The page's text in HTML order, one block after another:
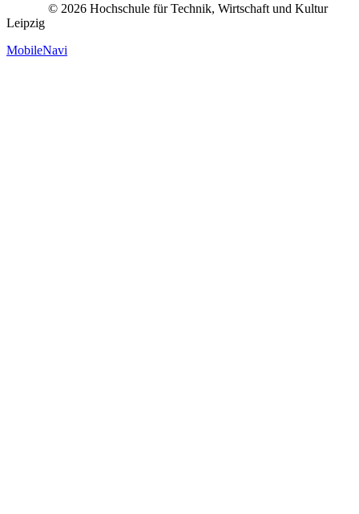
© 2026 Hochschule für Technik, Wirtschaft und Kultur
Leipzig
MobileNavi